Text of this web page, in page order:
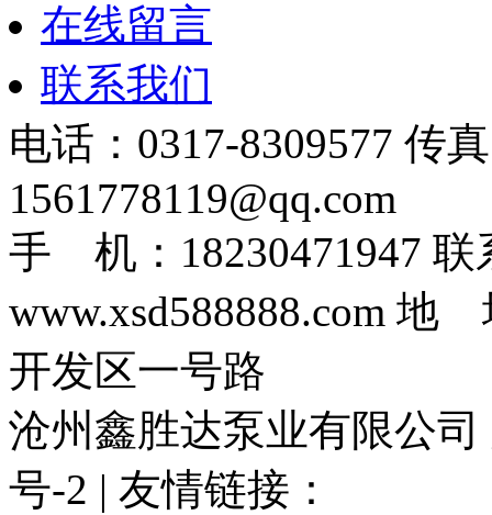
在线留言
联系我们
电话：0317-8309577 传
1561778119@qq.com
手 机：18230471947
www.xsd588888.com 地
开发区一号路
沧州鑫胜达泵业有限公司
号-2 | 友情链接：